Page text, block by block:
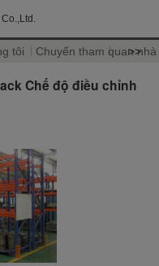
tôi Chuyến tham quan nhà
>>
Chế độ điều chỉnh